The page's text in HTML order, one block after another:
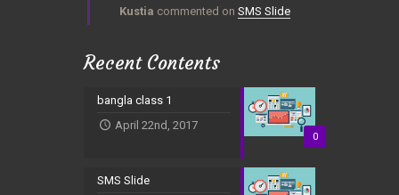
Kustia commented on SMS Slide
Recent Contents
0
bangla class 1
April 22nd, 2017
SMS Slide